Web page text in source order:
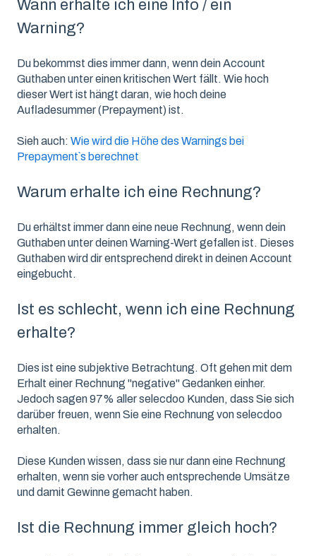
Wann erhalte ich eine Info / ein
Warning?
Du bekommst dies immer dann, wenn dein Account
Guthaben unter einen kritischen Wert fällt. Wie hoch
dieser Wert ist hängt daran, wie hoch deine
Aufladesummer (Prepayment) ist.
Sieh auch: Wie wird die Höhe des Warnings bei
Prepayment`s berechnet
Warum erhalte ich eine Rechnung?
Du erhältst immer dann eine neue Rechnung, wenn dein
Guthaben unter deinen Warning-Wert gefallen ist. Dieses
Guthaben wird dir entsprechend direkt in deinen Account
eingebucht.
Ist es schlecht, wenn ich eine Rechnung
erhalte?
Dies ist eine subjektive Betrachtung. Oft gehen mit dem
Erhalt einer Rechnung "negative" Gedanken einher.
Jedoch sagen 97% aller selecdoo Kunden, dass Sie sich
darüber freuen, wenn Sie eine Rechnung von selecdoo
erhalten.
Diese Kunden wissen, dass sie nur dann eine Rechnung
erhalten, wenn sie vorher auch entsprechende Umsätze
und damit Gewinne gemacht haben.
Ist die Rechnung immer gleich hoch?